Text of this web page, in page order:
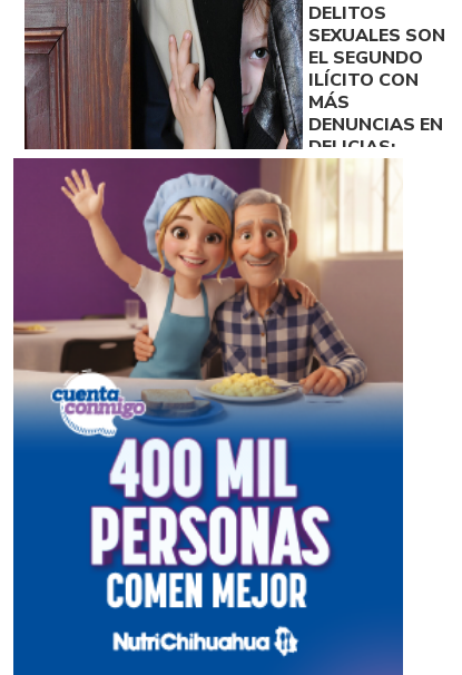
DELITOS
SEXUALES SON
EL SEGUNDO
ILÍCITO CON
MÁS
DENUNCIAS EN
DELICIAS;
SUMAN 81
CARPETAS EN
EL PRIMER
FICOSEC